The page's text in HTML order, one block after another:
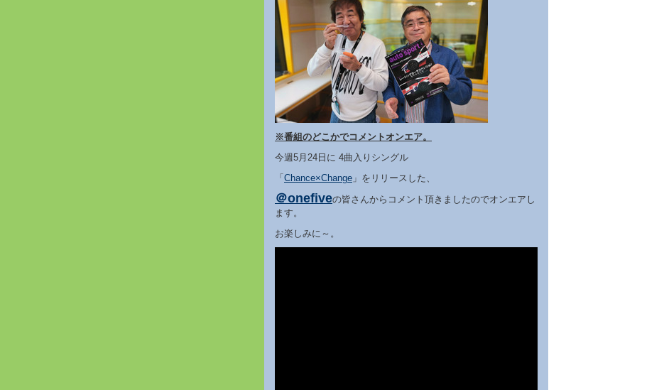
※番組のどこかでコメントオンエア。
今週5月24日に 4曲入りシングル
「 Chance×Change 」をリリースした、
＠onefiveの皆さんからコメント頂きましたのでオンエアし
ます。
お楽しみに～。